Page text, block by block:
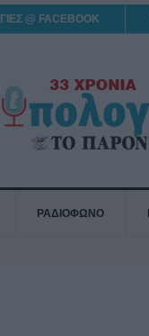
@ FACEBOOK
ΡΑΔΙΟΦΩΝΟ